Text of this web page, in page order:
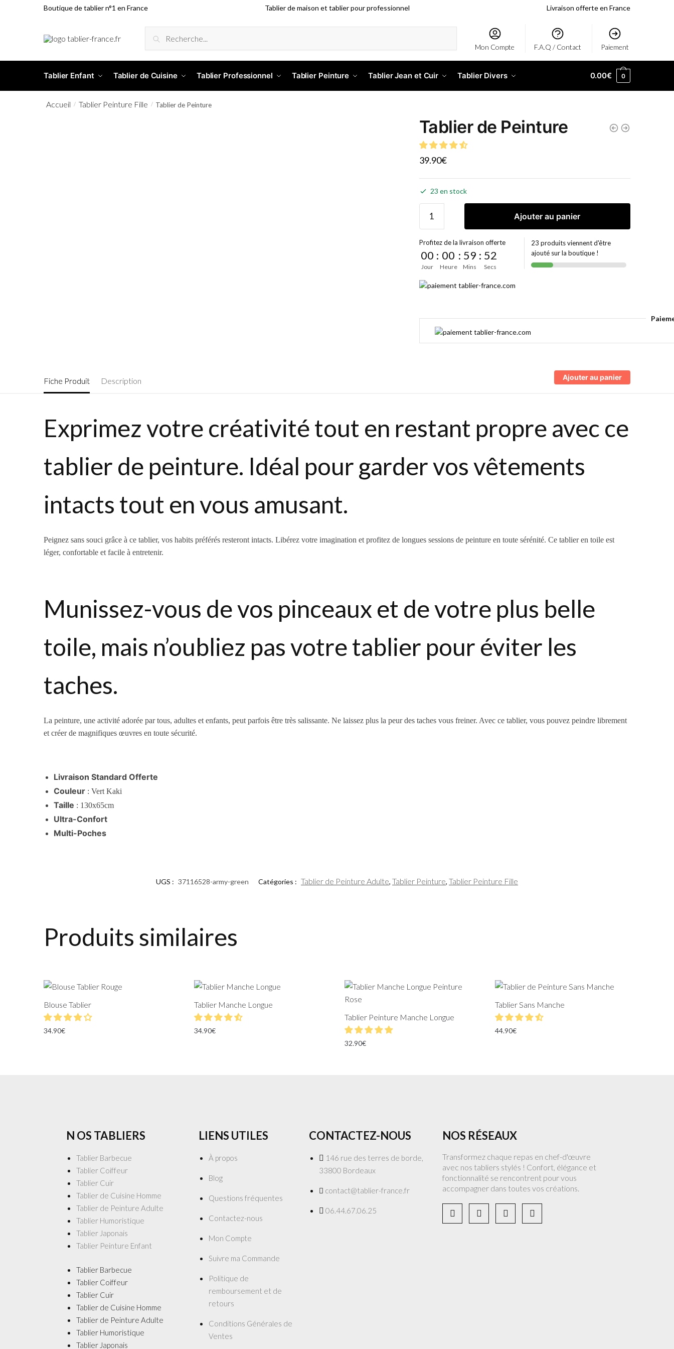
Boutique de tablier n°1 en France Tablier de maison et tablier pour professionnel Livraison offerte en France
RECHERCHE Mon Compte F.A.Q / Contact Paiement
Tablier Enfant Tablier de Cuisine Tablier Professionnel Tablier Peinture Tablier Jean et Cuir Tablier Divers 0.00€ 0
Accueil / Tablier Peinture Fille / Tablier de Peinture
Tablier de Peinture
39.90€
23 en stock
Ajouter au panier
Profitez de la livraison offerte
00
Jour
: 00
Heure
: 59
Mins
: 52
Secs
23 produits viennent d'être
ajouté sur la boutique !
Fiche Produit Description Ajouter au panier
Exprimez votre créativité tout en restant propre avec ce
tablier de peinture. Idéal pour garder vos vêtements
intacts tout en vous amusant.
Peignez sans souci grâce à ce tablier, vos habits préférés resteront intacts. Libérez votre imagination et profitez de longues sessions de peinture en toute sérénité. Ce tablier en toile est
léger, confortable et facile à entretenir.
Munissez-vous de vos pinceaux et de votre plus belle
toile, mais n’oubliez pas votre tablier pour éviter les
taches.
La peinture, une activité adorée par tous, adultes et enfants, peut parfois être très salissante. Ne laissez plus la peur des taches vous freiner. Avec ce tablier, vous pouvez peindre librement
et créer de magnifiques œuvres en toute sécurité.
Livraison Standard Offerte
Couleur : Vert Kaki
Taille : 130x65cm
Ultra-Confort
Multi-Poches
UGS : 37116528-army-green Catégories : Tablier de Peinture Adulte, Tablier Peinture, Tablier Peinture Fille
Produits similaires
Blouse Tablier
34.90€
Tablier Manche Longue
34.90€
Tablier Peinture Manche Longue
32.90€
Tablier Sans Manche
44.90€
N OS TABLIERS
Tablier Barbecue
Tablier Coiffeur
Tablier Cuir
Tablier de Cuisine Homme
Tablier de Peinture Adulte
Tablier Humoristique
Tablier Japonais
Tablier Peinture Enfant
Tablier Barbecue
Tablier Coiffeur
Tablier Cuir
Tablier de Cuisine Homme
Tablier de Peinture Adulte
Tablier Humoristique
Tablier Japonais
LIENS UTILES
À propos
Blog
Questions fréquentes
Contactez-nous
Mon Compte
Suivre ma Commande
Politique de
remboursement et de
retours
Conditions Générales de
Ventes
CONTACTEZ-NOUS
146 rue des terres de borde,
33800 Bordeaux
contact@tablier-france.fr
06.44.67.06.25
NOS RÉSEAUX
Transformez chaque repas en chef-d'œuvre
avec nos tabliers stylés ! Confort, élégance et
fonctionnalité se rencontrent pour vous
accompagner dans toutes vos créations.